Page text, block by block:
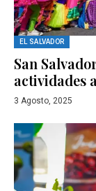
EL SALVADOR
San
actividades
3 Agosto, 2025